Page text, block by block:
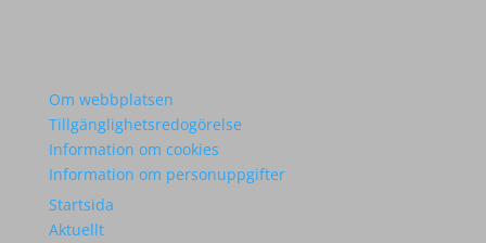
Om webbplatsen
Tillgänglighetsredogörelse
Information om cookies
Information om personuppgifter
Startsida
Aktuellt